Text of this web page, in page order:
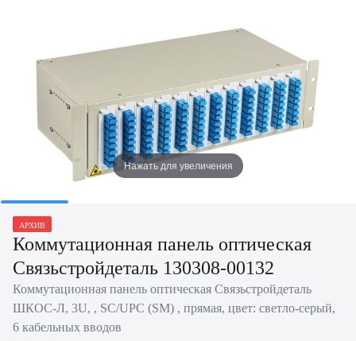
Нажать для увеличения
АРХИВ
Коммутационная панель оптическая
Связьстройдеталь 130308-00132
Коммутационная панель оптическая Связьстройдеталь
ШКОС-Л, 3U, , SC/UPC (SM) , прямая, цвет: светло-серый,
6 кабельных вводов